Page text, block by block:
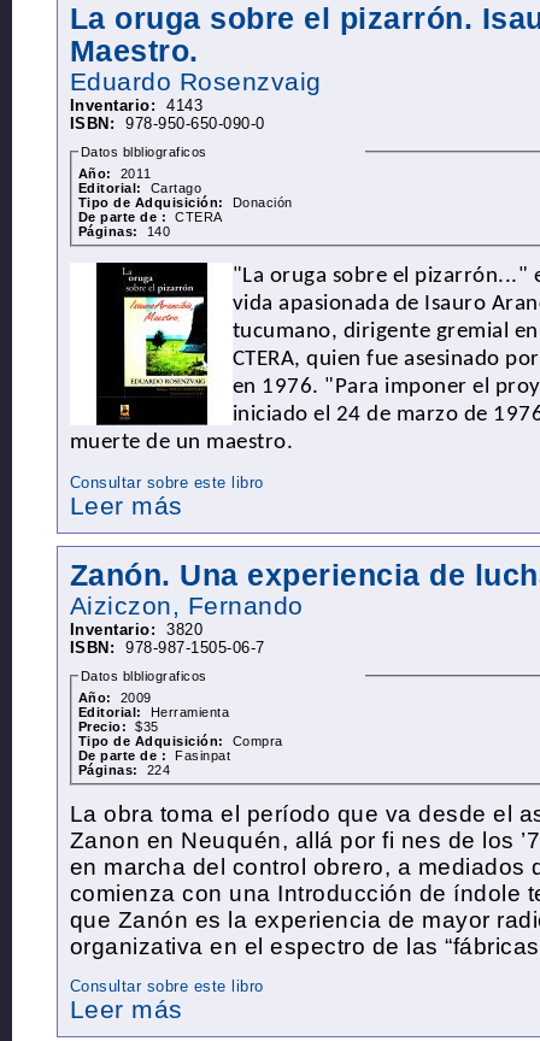
La oruga sobre el pizarrón.
Maestro.
Eduardo Rosenzvaig
Inventario:
4143
ISBN:
978-950-650-090-0
Datos blbliograficos
Año:
2011
Editorial:
Cartago
Tipo de Adquisición:
Donación
De parte de :
CTERA
Páginas:
140
"La oruga sobre el pizarrón..."
vida apasionada de Isauro
tucumano, dirigente gremial
CTERA, quien fue asesinado
en 1976. "Para imponer el
iniciado el 24 de marzo de
muerte de un maestro.
Consultar sobre este libro
Leer más
Zanón. Una experiencia de
Aiziczon, Fernando
Inventario:
3820
ISBN:
978-987-1505-06-7
Datos blbliograficos
Año:
2009
Editorial:
Herramienta
Precio:
$35
Tipo de Adquisición:
Compra
De parte de :
Fasinpat
Páginas:
224
La obra toma el período que va desde el
Zanon en Neuquén, allá por fi nes de los
en marcha del control obrero, a mediados
comienza con una Introducción de índole
que Zanón es la experiencia de mayor
organizativa en el espectro de las
Consultar sobre este libro
Leer más